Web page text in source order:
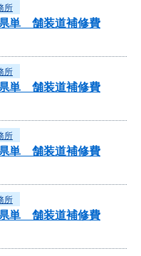
所
県単 舗装道補修費
所
県単 舗装道補修費
所
県単 舗装道補修費
所
県単 舗装道補修費